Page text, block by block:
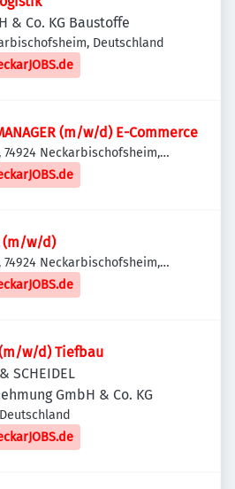
& Co. KG Baustoffe
Deutschland
(m/w/d) E-Commerce
74924 Neckarbischofsheim,
(m/w/d)
74924 Neckarbischofsheim,
w/d) Tiefbau
SCHEIDEL
GmbH & Co. KG